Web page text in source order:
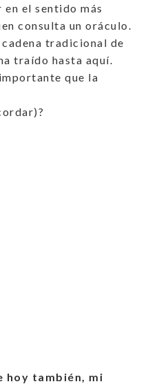
en el sentido más
consulta un oráculo.
tradicional de
traído hasta aquí.
que la
hoy también, mi